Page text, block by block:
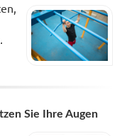
Sie Ihre Augen